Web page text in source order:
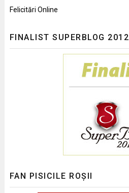
Felicitări Online
FINALIST SUPERBLOG 2012
FAN PISICILE ROȘII